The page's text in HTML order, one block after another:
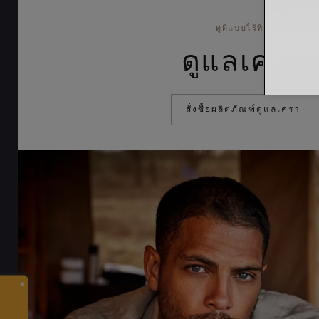
ดูดีแบบไร้ที่ติ
ดูแลเครา
สั่งซื้อผลิตภัณฑ์ดูแลเครา
×